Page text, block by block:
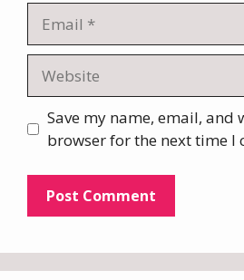
Save my name, email, and
browser for the next time I